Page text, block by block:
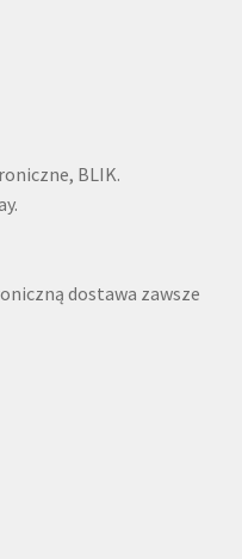
BLIK.
dostawa zawsze